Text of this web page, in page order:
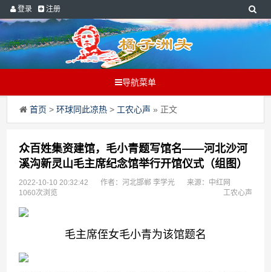
登录 注册
导航菜单
首页 >环球同此凉热 > 工农心声 » 正文
众百姓集资建馆，毛小青题写馆名——河北沙河
溪沟新灵山毛主席纪念馆举行开馆仪式（组图）
2022-10-10 20:32:42 作者：河北邯郸 李学光
来源：中红网
1060次浏览
工农心声
毛主席侄女毛小青为该馆题名